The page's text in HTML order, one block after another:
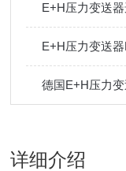
E+H压力变送器
E+H压力变送
德国E+H压力
详细介绍